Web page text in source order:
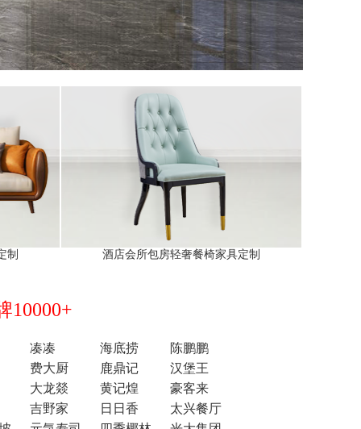
制 酒店会所包房轻奢餐椅家具定制
10000+
凑凑 海底捞
陈鹏鹏
费大厨
鹿鼎记
汉堡王
大龙燚
黄记煌
豪客来
吉野家
日日香
太兴餐厅